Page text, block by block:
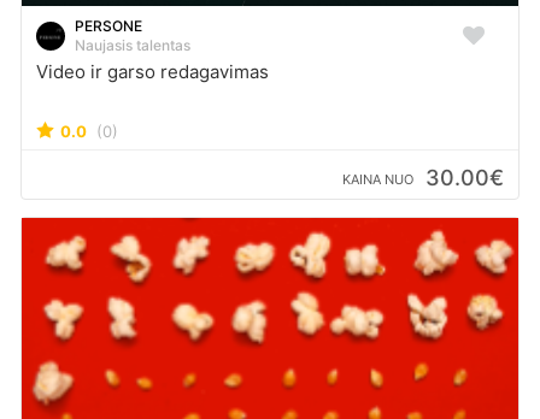
PERSONE
Naujasis talentas
Video ir garso redagavimas
0.0 (0)
KAINA NUO 30.00€